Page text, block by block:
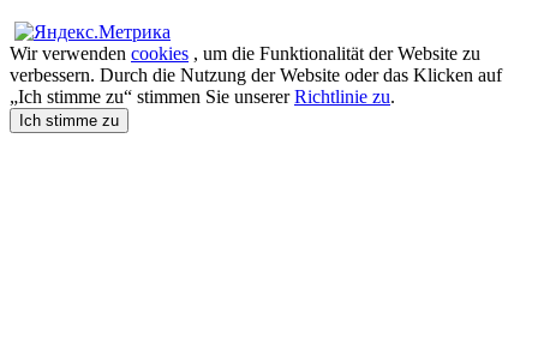
Wir verwenden cookies , um die Funktionalität der Website zu
verbessern. Durch die Nutzung der Website oder das Klicken auf
„Ich stimme zu“ stimmen Sie unsererRichtlinie zu.
Ich stimme zu